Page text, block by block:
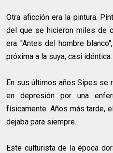
Otra aficción era la pintura.
del que se hicieron miles de
era "Antes del hombre
próxima a la suya, casi idéntica.
En sus últimos años Sipes se
en depresión por una
físicamente. Años más tarde,
dejaba para siempre.
Este culturista de la época